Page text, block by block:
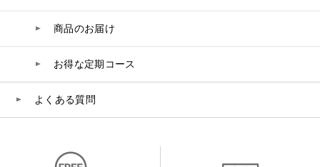
商品のお届け
お得な定期コース
よくある質問